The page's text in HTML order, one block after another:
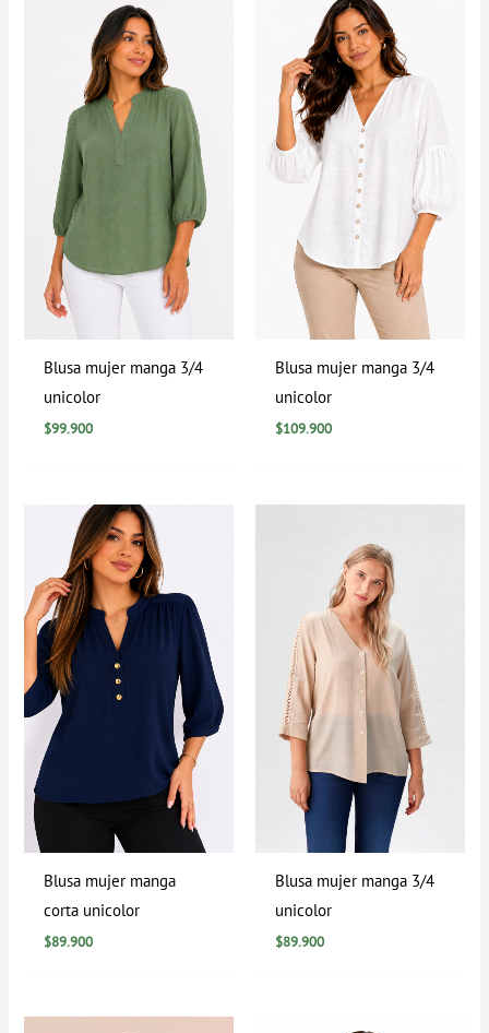
Blusa mujer manga 3/4
unicolor
$99.900
Blusa mujer manga 3/4
unicolor
$109.900
Blusa mujer manga
corta unicolor
$89.900
Blusa mujer manga 3/4
unicolor
$89.900